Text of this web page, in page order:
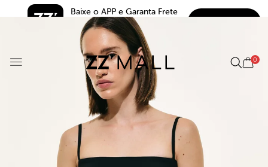
Baixe o APP e Garanta Frete
Grátis*
5.0
0